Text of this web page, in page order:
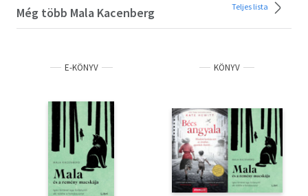
Még több Mala Kacenberg Teljes lista
E-KÖNYV KÖNYV